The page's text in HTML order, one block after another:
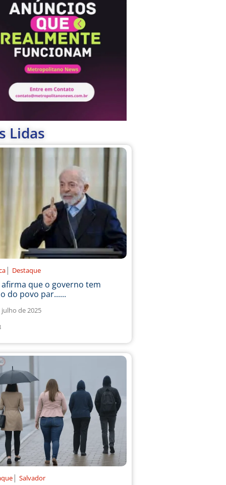
Lidas
| Destaque
afirma que o governo tem
do povo par......
julho de 2025
| Salvador